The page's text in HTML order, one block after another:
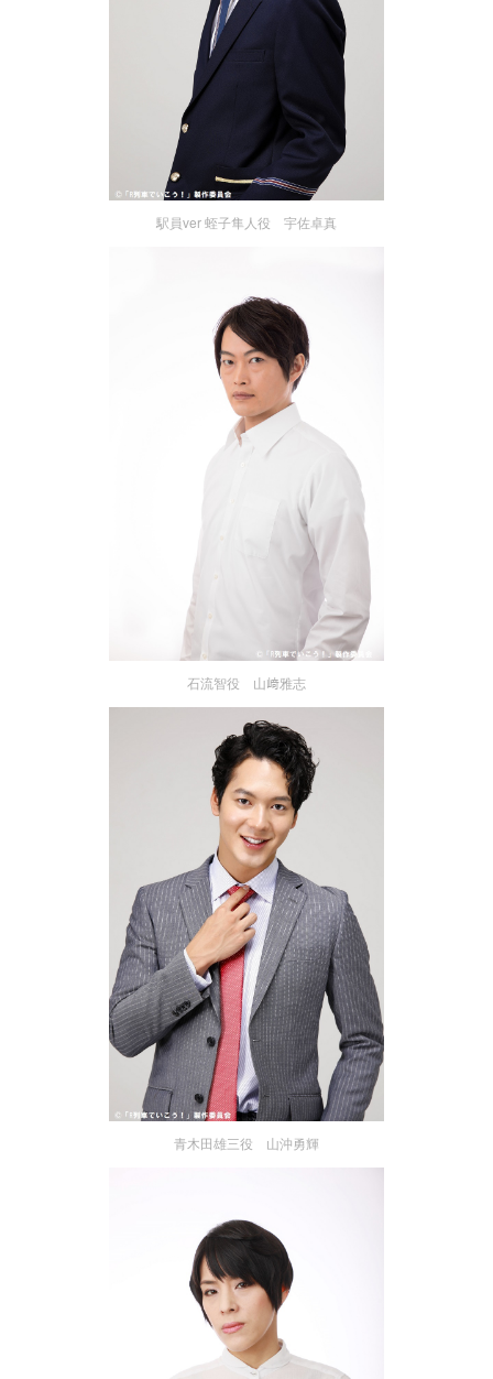
駅員ver 蛭子隼人役 宇佐卓真
石流智役 山﨑雅志
青木田雄三役 山沖勇輝